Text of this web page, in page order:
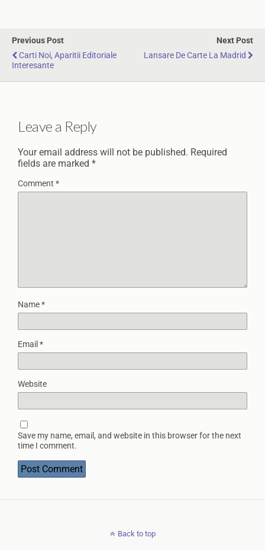
Previous Post
Carti Noi, Aparitii Editoriale
Interesante
Next Post
Lansare De Carte La Madrid
Leave a Reply
Your email address will not be published. Required
fields are marked *
Comment *
Name*
Email *
Website
Save my name, email, and website in this browser for the next
time I comment.
Back to top